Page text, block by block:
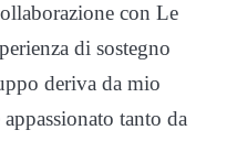
con Le
di sostegno
deriva da mio
tanto da